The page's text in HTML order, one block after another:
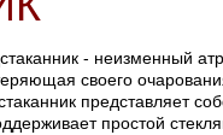
- неизменный
своего
представляет
простой